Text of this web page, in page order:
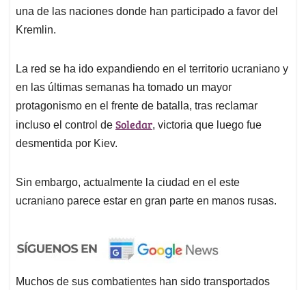
una de las naciones donde han participado a favor del
Kremlin.
La red se ha ido expandiendo en el territorio ucraniano y
en las últimas semanas ha tomado un mayor
protagonismo en el frente de batalla, tras reclamar
incluso el control de Soledar, victoria que luego fue
desmentida por Kiev.
Sin embargo, actualmente la ciudad en el este
ucraniano parece estar en gran parte en manos rusas.
Muchos de sus combatientes han sido transportados